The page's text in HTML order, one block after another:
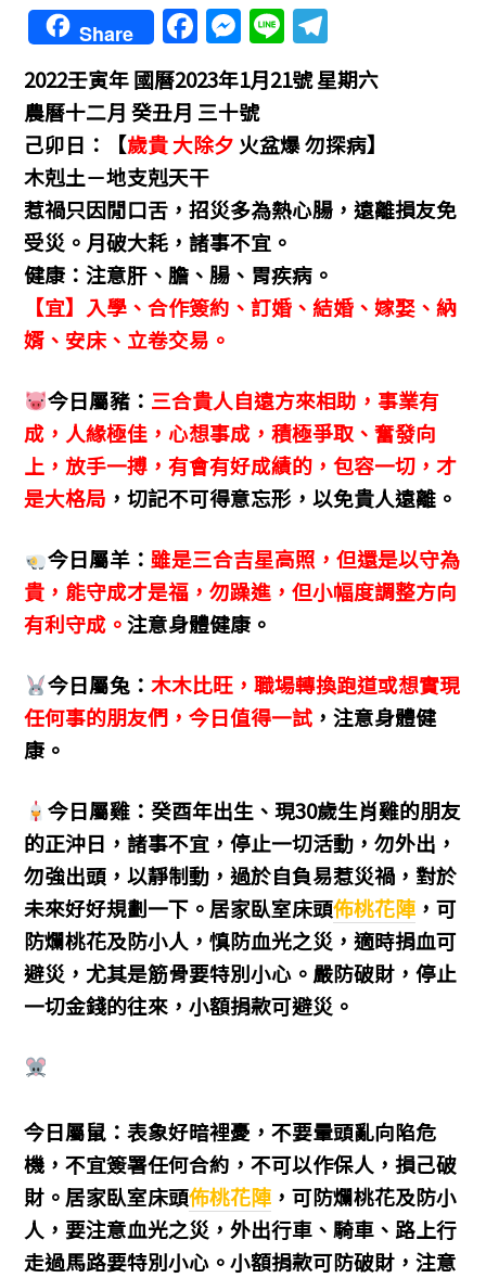
Share F
a
c
e
b
o
o
k
M
e
ss
e
n
g
er
Li
n
e
el
e
gr
a
m
2022壬寅年國曆2023年1月21號 星期六
農曆十二月 癸丑月 三十號
己卯日：
【歲貴 大除夕 火盆爆 勿探病】
木剋土－地支剋天干
惹禍只因閒口舌，招災多為熱心腸，遠離損友免
受災。月破大耗，諸事不宜。
健康：注意肝、膽、腸、胃疾病。
【宜】入學、合作簽約、訂婚、結婚、嫁娶、納
婿、安床、立卷交易。
今日屬豬： 三合貴人自遠方來相助，事業有
成，人緣極佳，心想事成，積極爭取、奮發向
上，放手一搏，有會有好成績的，包容一切，才
是大格局 ，切記不可得意忘形，以免貴人遠離。
今日屬羊： 雖是三合吉星高照，但還是以守為
貴，能守成才是福，勿躁進，但小幅度調整方向
有利守成。注意身體健康。
今日屬兔： 木木比旺，職場轉換跑道或想實現
任何事的朋友們，今日值得一試 ，注意身體健
康。
今日屬雞：癸酉年出生、現30歲生肖雞的朋友
的正沖日，諸事不宜，停止一切活動，勿外出，
勿強出頭，以靜制動，過於自負易惹災禍，對於
未來好好規劃一下。居家臥室床頭佈桃花陣 ，可
防爛桃花及防小人，慎防血光之災，適時捐血可
避災，尤其是筋骨要特別小心。嚴防破財，停止
一切金錢的往來，小額捐款可避災。
今日屬鼠：表象好暗裡憂，不要暈頭亂向陷危
機，不宜簽署任何合約，不可以作保人，損己破
財。居家臥室床頭佈桃花陣 ，可防爛桃花及防小
人，要注意血光之災，外出行車、騎車、路上行
走過馬路要特別小心。小額捐款可防破財，注意